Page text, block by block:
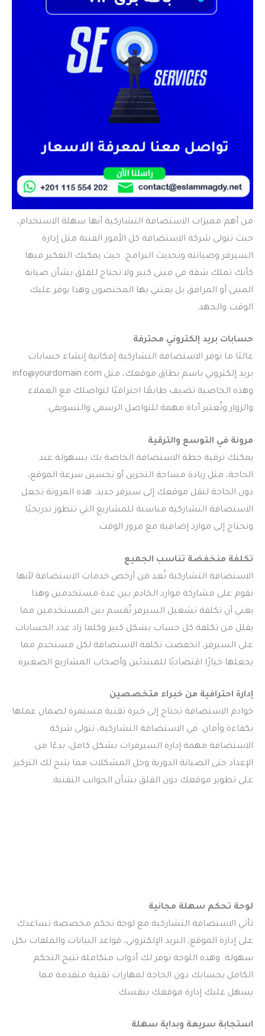
من أهم مميزات الاستضافة التشاركية أنها سهلة الاستخدام،
حيث تتولى شركة الاستضافة كل الأمور الفنية مثل إدارة
السيرفر وصيانته وتحديث البرامج. حيث يمكنك التفكير فيها
كأنك تملك شقة في مبنى كبير ولا تحتاج للقلق بشأن صيانة
المبنى أو المرافق بل يعتني بها المختصون وهذا يوفر عليك
الوقت والجهد.
حسابات بريد إلكتروني محترفة
غالبًا ما توفر الاستضافة التشاركية إمكانية إنشاء حسابات
بريد إلكتروني باسم نطاق موقعك، مثل info@yourdomain.com
وهذه الخاصية تضيف طابعًا احترافيًا لتواصلك مع العملاء
والزوار وتُعتبر أداة مهمة للتواصل الرسمي والتسويقي.
مرونة في التوسع والترقية
يمكنك ترقية خطة الاستضافة الخاصة بك بسهولة عند
الحاجة، مثل زيادة مساحة التخزين أو تحسين سرعة الموقع،
دون الحاجة لنقل موقعك إلى سيرفر جديد. هذه المرونة تجعل
الاستضافة التشاركية مناسبة للمشاريع التي تتطور تدريجيًا
وتحتاج إلى موارد إضافية مع مرور الوقت.
تكلفة منخفضة تناسب الجميع
الاستضافة التشاركية تُعد من أرخص خدمات الاستضافة لأنها
تقوم على مشاركة موارد الخادم بين عدة مستخدمين وهذا
يعني أن تكلفة تشغيل السيرفر تُقسم بين المستخدمين مما
يقلل من تكلفة كل حساب بشكل كبير وكلما زاد عدد الحسابات
على السيرفر، انخفضت تكلفة الاستضافة لكل مستخدم مما
يجعلها خيارًا اقتصاديًا للمبتدئين وأصحاب المشاريع الصغيرة.
إدارة احترافية من خبراء متخصصين
خوادم الاستضافة تحتاج إلى خبرة تقنية مستمرة لضمان عملها
بكفاءة وأمان. في الاستضافة التشاركية، تتولى شركة
الاستضافة مهمة إدارة السيرفرات بشكل كامل، بدءًا من
الإعداد حتى الصيانة الدورية وحل المشكلات مما يتيح لك التركيز
على تطوير موقعك دون القلق بشأن الجوانب التقنية.
لوحة تحكم سهلة مجانية
تأتي الاستضافة التشاركية مع لوحة تحكم مخصصة تساعدك
على إدارة الموقع، البريد الإلكتروني، قواعد البيانات والملفات بكل
سهولة. وهذه اللوحة توفر لك أدوات متكاملة تتيح التحكم
الكامل بحسابك دون الحاجة لمهارات تقنية متقدمة مما
يسهل عليك إدارة موقعك بنفسك.
استجابة سريعة وبداية سهلة